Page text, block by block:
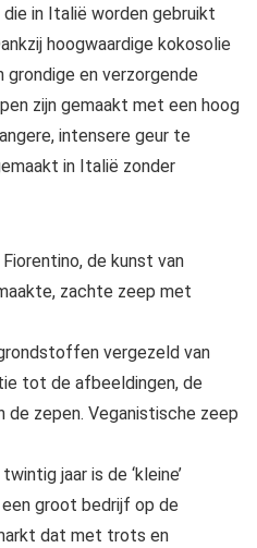
in Italië worden gebruikt
hoogwaardige kokosolie
grondige en verzorgende
zijn gemaakt met een hoog
intensere geur te
in Italië zonder
de kunst van
zachte zeep met
vergezeld van
tot de afbeeldingen, de
de zepen. Veganistische zeep
jaar is de ‘kleine’
groot bedrijf op de
dat met trots en